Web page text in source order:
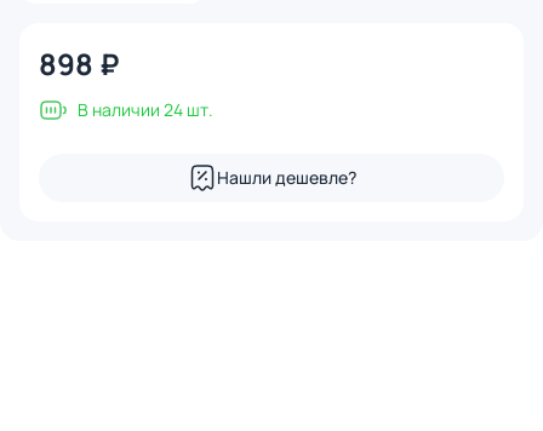
898 ₽
В наличии 24 шт.
Нашли дешевле?